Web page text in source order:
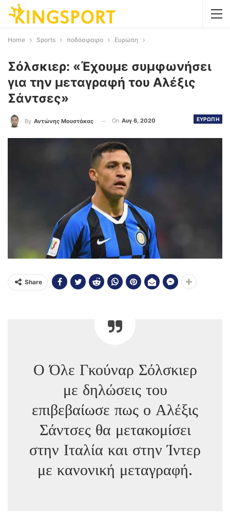
Home Sports ποδόσφαιρο Ευρώπη
Σόλσκιερ: «Έχουμε συμφωνήσει
για την μεταγραφή του Αλέξις
Σάντσες»
ΕΥΡΩΠΗ
By Αντώνης Μουστάκας On Αυγ 6, 2020
Share
Ο Όλε Γκούναρ Σόλσκιερ
με δηλώσεις του
επιβεβαίωσε πως ο Αλέξις
Σάντσες θα μετακομίσει
στην Ιταλία και στην Ίντερ
με κανονική μεταγραφή.